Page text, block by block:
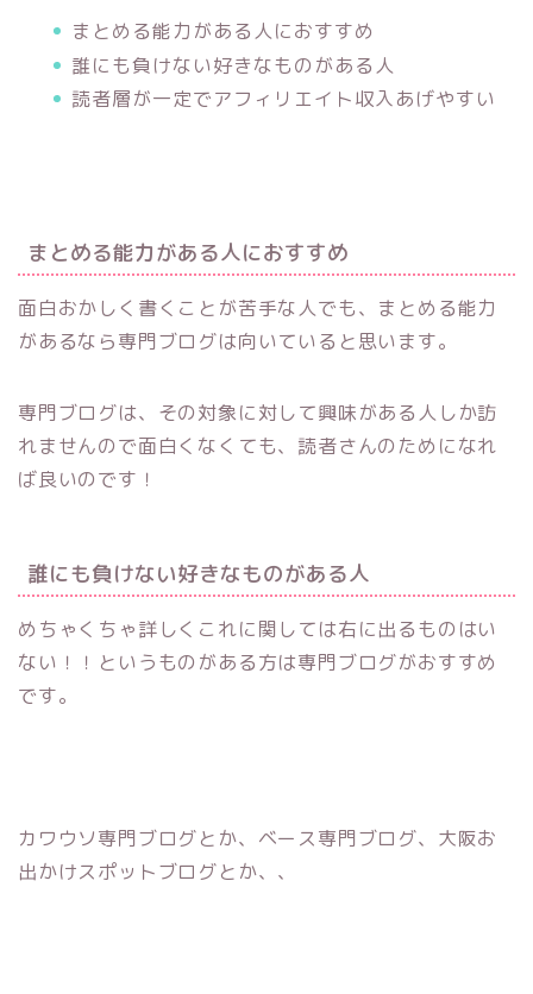
まとめる能力がある人におすすめ
誰にも負けない好きなものがある人
読者層が一定でアフィリエイト収入あげやすい
まとめる能力がある人におすすめ
面白おかしく書くことが苦手な人でも、まとめる能力
があるなら専門ブログは向いていると思います。
専門ブログは、その対象に対して興味がある人しか訪
れませんので面白くなくても、読者さんのためになれ
ば良いのです！
誰にも負けない好きなものがある人
めちゃくちゃ詳しくこれに関しては右に出るものはい
ない！！というものがある方は専門ブログがおすすめ
です。
カワウソ専門ブログとか、ベース専門ブログ、大阪お
出かけスポットブログとか、、